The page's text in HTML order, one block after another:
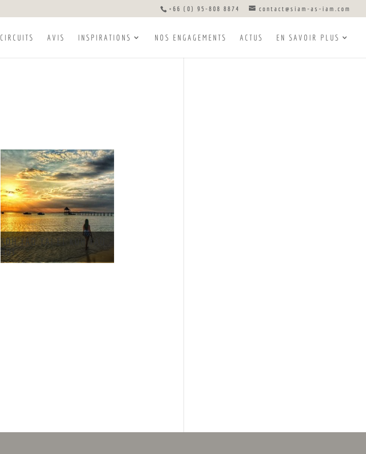
+66 (0) 95-808 8874 contact@siam-as-iam.com
CIRCUITS AVIS INSPIRATIONS NOS ENGAGEMENTS ACTUS EN SAVOIR PLUS
KOH YAO YAI ET KOH YAO
NOI